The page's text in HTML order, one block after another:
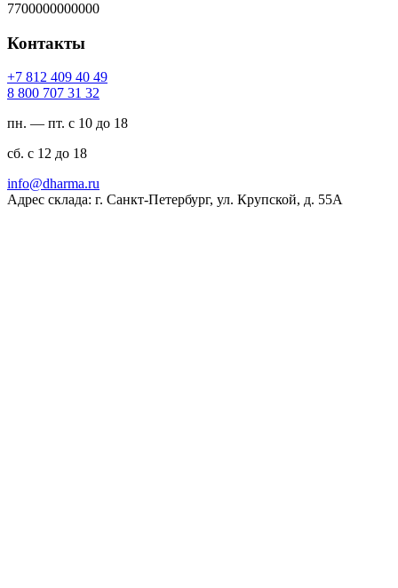
7700000000000
Контакты
94 04 904 218 7+
23 13 707 008 8
пн. — пт. с 10 до 18
сб. с 12 до 18
ur.amrahd@ofni
Адрес склада: г. Санкт-Петербург, ул. Крупской, д. 55А